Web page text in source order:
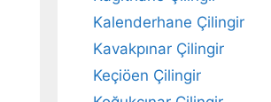
Kalenderhane Çilingir
Kavakpınar Çilingir
Keçiöen Çilingir